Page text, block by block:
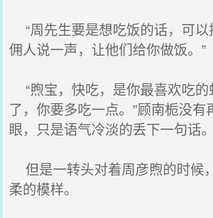
“周先生要是想吃饭的话，可以
佣人说一声，让他们给你做饭。”
“煦宝，快吃，是你最喜欢吃的
了，你要多吃一点。”顾南栀没有
眼，只是语气冷淡的丢下一句话。
但是一转头对着周彦煦的时候
柔的模样。